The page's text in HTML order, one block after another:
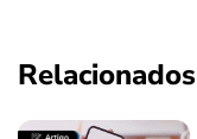
Relacionados